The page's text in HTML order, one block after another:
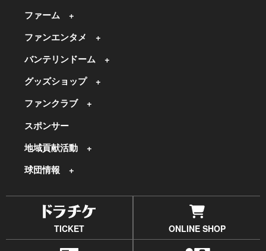
ファーム
ファンエンタメ
バンテリンドーム
グッズショップ
ファンクラブ
スポンサー
地域貢献活動
球団情報
TICKET ONLINE SHOP